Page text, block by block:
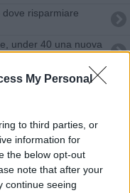
My Personal
to third parties, or
information for
the below opt-out
note that after your
continue seeing
risparmiare
under 40 una nuova
di Siena
105mila litri
di Siena